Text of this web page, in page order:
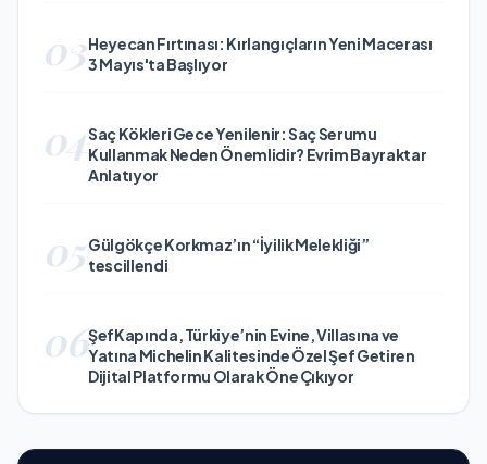
03Heyecan Fırtınası: Kırlangıçların Yeni Macerası
3 Mayıs'ta Başlıyor
04Saç Kökleri Gece Yenilenir: Saç Serumu
Kullanmak Neden Önemlidir? Evrim Bayraktar
Anlatıyor
05Gülgökçe Korkmaz’ın “İyilik Melekliği”
tescillendi
06ŞefKapında, Türkiye’nin Evine, Villasına ve
Yatına Michelin Kalitesinde Özel Şef Getiren
Dijital Platformu Olarak Öne Çıkıyor